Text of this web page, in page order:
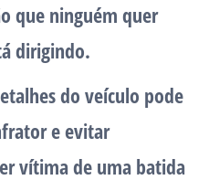
que ninguém quer
dirigindo.
do veículo pode
e evitar
vítima de uma batida